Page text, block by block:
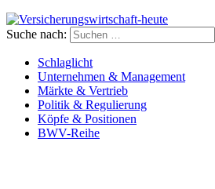
Versicherungswirtschaft-heute
Suche nach:
Schlaglicht
Unternehmen & Management
Märkte & Vertrieb
Politik & Regulierung
Köpfe & Positionen
BWV-Reihe